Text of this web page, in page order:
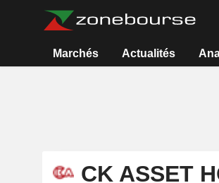
Marchés Actualités
CK ASSET